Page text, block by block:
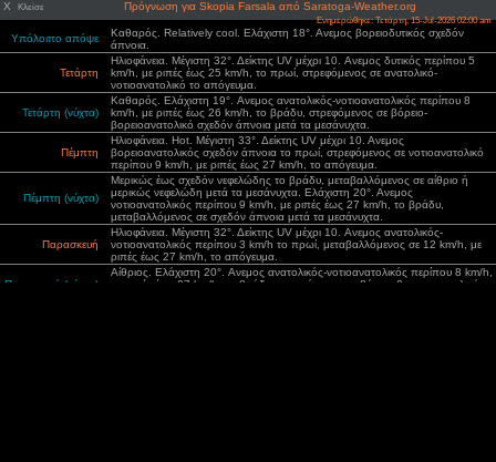
X Κλείσε Πρόγνωση για Skopia Farsala από Saratoga-Weather.org
Ενημερώθηκε: Τετάρτη, 15-Jul-2026 02:00 am
Υπόλοιπο απόψε
Καθαρός. Relatively cool. Ελάχιστη 18°. Ανεμος βορειοδυτικός σχεδόν
άπνοια.
Τετάρτη
Ηλιοφάνεια. Μέγιστη 32°. Δείκτης UV μέχρι 10. Aνεμος δυτικός περίπου 5
km/h, με ριπές έως 25 km/h, το πρωί, στρεφόμενος σε ανατολικό-
νοτιοανατολικό το απόγευμα.
Τετάρτη (νύχτα)
Καθαρός. Ελάχιστη 19°. Aνεμος ανατολικός-νοτιοανατολικός περίπου 8
km/h, με ριπές έως 26 km/h, το βράδυ, στρεφόμενος σε βόρειο-
βορειοανατολικό σχεδόν άπνοια μετά τα μεσάνυχτα.
Πέμπτη
Ηλιοφάνεια. Hot. Μέγιστη 33°. Δείκτης UV μέχρι 10. Ανεμος
βορειοανατολικός σχεδόν άπνοια το πρωί, στρεφόμενος σε νοτιοανατολικό
περίπου 9 km/h, με ριπές έως 27 km/h, το απόγευμα.
Πέμπτη (νύχτα)
Μερικώς έως σχεδόν νεφελώδης το βράδυ, μεταβαλλόμενος σε αίθριο ή
μερικώς νεφελώδη μετά τα μεσάνυχτα. Ελάχιστη 20°. Ανεμος
νοτιοανατολικός περίπου 9 km/h, με ριπές έως 27 km/h, το βράδυ,
μεταβαλλόμενος σε σχεδόν άπνοια μετά τα μεσάνυχτα.
Παρασκευή
Ηλιοφάνεια. Μέγιστη 32°. Δείκτης UV μέχρι 10. Aνεμος ανατολικός-
νοτιοανατολικός περίπου 3 km/h το πρωί, μεταβαλλόμενος σε 12 km/h, με
ριπές έως 27 km/h, το απόγευμα.
Παρασκευή (νύχτα)
Αίθριος. Ελάχιστη 20°. Aνεμος ανατολικός-νοτιοανατολικός περίπου 8 km/h,
με ριπές έως 27 km/h, το βράδυ, στρεφόμενος σε βόρειο-βορειοανατολικό